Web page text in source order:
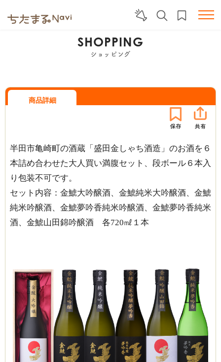
SHOPPING
ショッピング
商品詳細
半田市亀崎町の酒蔵「盛田金しゃち酒造」のお酒を６
本詰め合わせた大人買い満腹セット、段ボール６本入
り包装不可です。
セット内容：金鯱大吟醸酒、金鯱純米大吟醸酒、金鯱
純米吟醸酒、金鯱夢吟香純米吟醸酒、金鯱夢吟香純米
酒、金鯱山田錦吟醸酒 各720㎖１本